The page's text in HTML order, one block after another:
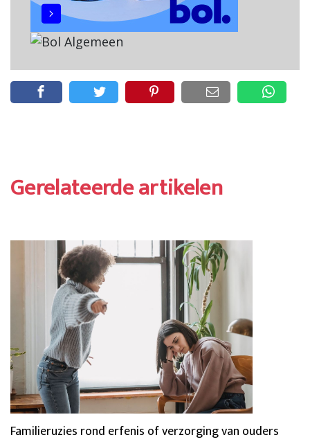
Gerelateerde artikelen
Familieruzies rond erfenis of verzorging van ouders